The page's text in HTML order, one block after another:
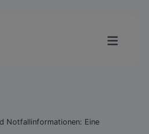
Notfallinformationen: Eine